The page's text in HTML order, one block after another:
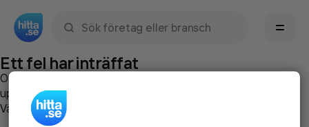
Ett fel har inträffat
Om du vill kan du
uppstod så att vi lättare och snabbare kan avhjälpa det.
Vänligen försök med följande: